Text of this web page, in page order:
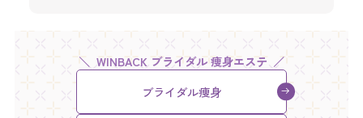
WINBACK ブライダル 痩身エステ
ブライダル痩身